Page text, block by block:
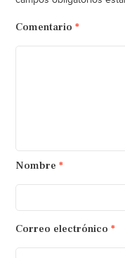
Comentario *
Nombre *
Correo electrónico *